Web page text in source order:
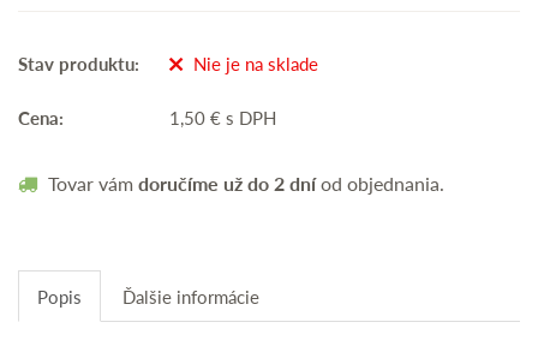
Stav produktu: Nie je na sklade
Cena: 1,50€s DPH
Tovar vám doručíme už do 2 dníod objednania.
Popis Ďalšie informácie